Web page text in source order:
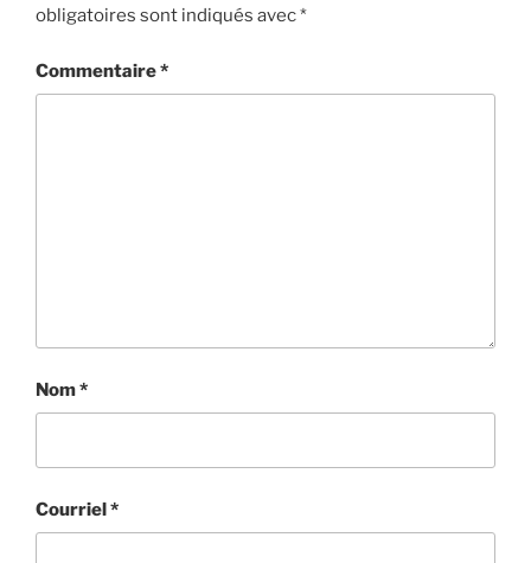
obligatoires sont indiqués avec*
Commentaire*
Nom*
Courriel*